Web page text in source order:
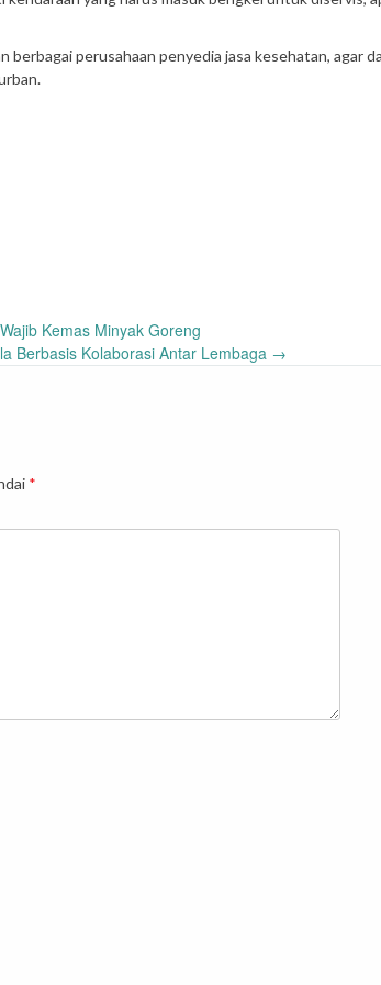
berbagai perusahaan penyedia jasa kesehatan, agar
Kemas Minyak Goreng
Berbasis Kolaborasi Antar Lembaga →
*